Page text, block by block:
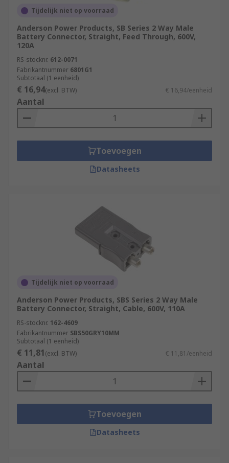
Tijdelijk niet op voorraad
Anderson Power Products, SB Series 2 Way Male
Battery Connector, Straight, Feed Through, 600V,
120A
RS-stocknr. 612-0071
Fabrikantnummer 6801G1
Subtotaal (1 eenheid)
€ 16,94(excl. BTW) € 16,94/eenheid
Aantal
Toevoegen
Datasheets
Tijdelijk niet op voorraad
Anderson Power Products, SBS Series 2 Way Male
Battery Connector, Straight, Cable, 600V, 110A
RS-stocknr. 162-4609
Fabrikantnummer SBS50GRY10MM
Subtotaal (1 eenheid)
€ 11,81(excl. BTW) € 11,81/eenheid
Aantal
Toevoegen
Datasheets